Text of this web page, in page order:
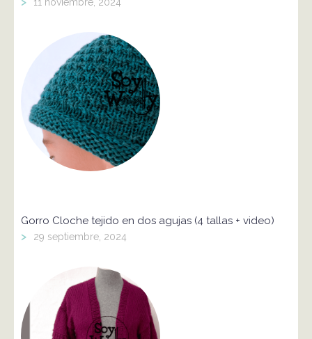
Gorro Cloche tejido en dos agujas (4 tallas + video)
> 29 septiembre, 2024